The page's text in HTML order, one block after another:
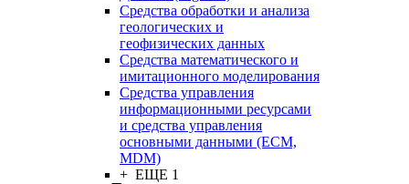
Средства обработки и анализа
геологических и
геофизических данных
Средства математического и
имитационного моделирования
Средства управления
информационными ресурсами
и средства управления
основными данными (ECM,
MDM)
+ ЕЩЕ 1